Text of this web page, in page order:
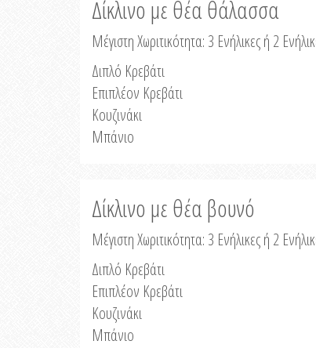
Δίκλινο με θέα θάλασσα
Μέγιστη Χωριτικότητα: 3 Ενήλικες ή 2
Διπλό Κρεβάτι
Επιπλέον Κρεβάτι
Κουζινάκι
Μπάνιο
Δίκλινο με θέα βουνό
Μέγιστη Χωριτικότητα: 3 Ενήλικες ή 2
Διπλό Κρεβάτι
Επιπλέον Κρεβάτι
Κουζινάκι
Μπάνιο